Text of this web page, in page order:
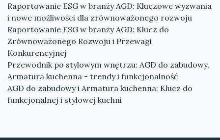
Raportowanie ESG w branży AGD: Kluczowe wyzwania
i nowe możliwości dla zrównoważonego rozwoju
Raportowanie ESG w branży AGD: Klucz do
Zrównoważonego Rozwoju i Przewagi
Konkurencyjnej
Przewodnik po stylowym wnętrzu: AGD do zabudowy,
Armatura kuchenna - trendy i funkcjonalność
AGD do zabudowy i Armatura kuchenna: Klucz do
funkcjonalnej i stylowej kuchni